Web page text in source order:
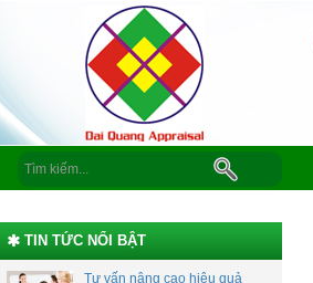
TIN TỨC NỔI BẬT
Tư vấn nâng cao hiệu quả